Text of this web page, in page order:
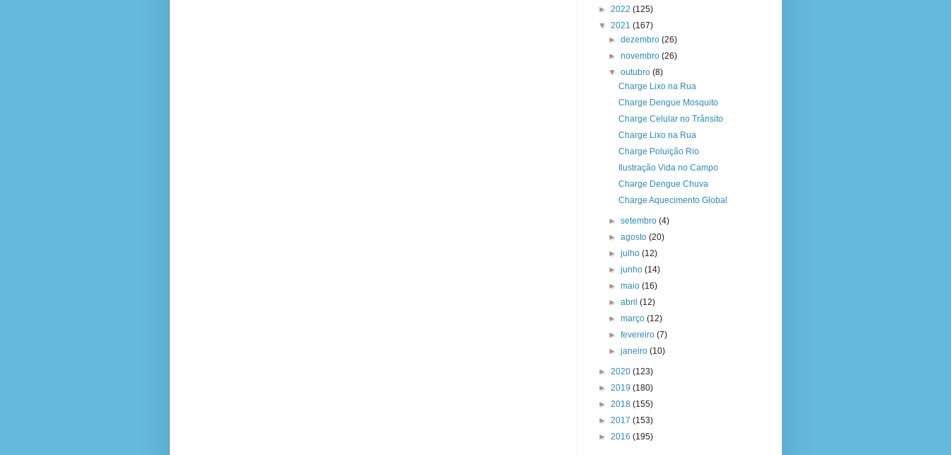
► 2022 (125)
▼ 2021 (167)
► dezembro (26)
► novembro (26)
▼ outubro (8)
Charge Lixo na Rua
Charge Dengue Mosquito
Charge Celular no Trânsito
Charge Lixo na Rua
Charge Poluição Rio
Ilustração Vida no Campo
Charge Dengue Chuva
Charge Aquecimento Global
► setembro (4)
► agosto (20)
► julho (12)
► junho (14)
► maio (16)
► abril (12)
► março (12)
► fevereiro (7)
► janeiro (10)
► 2020 (123)
► 2019 (180)
► 2018 (155)
► 2017 (153)
► 2016 (195)